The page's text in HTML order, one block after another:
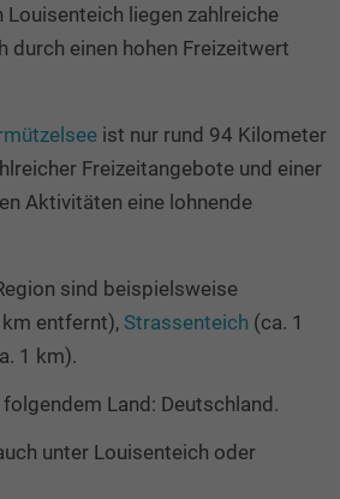
Louisenteich liegen zahlreiche
durch einen hohen Freizeitwert
ist nur rund 94 Kilometer
Freizeitangebote und einer
Aktivitäten eine lohnende
sind beispielsweise
entfernt), Strassenteich (ca. 1
1 km).
folgendem Land: Deutschland.
unter Louisenteich oder